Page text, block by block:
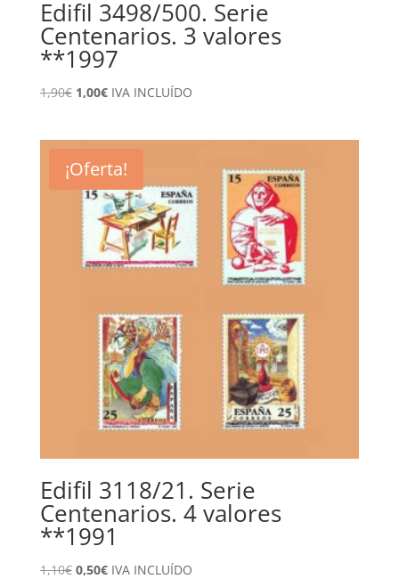
Edifil 3498/500. Serie
Centenarios. 3 valores
**1997
1,90€ El
1,90€.
1,00€El
1,00€.
IVA INCLUÍDO
¡Oferta!
Edifil 3118/21. Serie
Centenarios. 4 valores
**1991
1,10€ El
0,50€ElIVA INCLUÍDO